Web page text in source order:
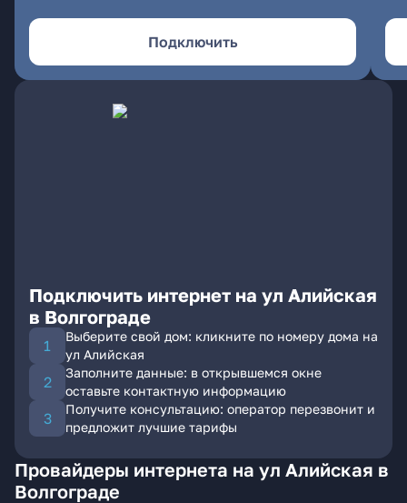
Подключить
Подключить интернет на ул Алийская
в Волгограде
Выберите свой дом: кликните по номеру дома на
ул Алийская
Заполните данные: в открывшемся окне
оставьте контактную информацию
Получите консультацию: оператор перезвонит и
предложит лучшие тарифы
Провайдеры интернета на ул Алийская в
Волгограде